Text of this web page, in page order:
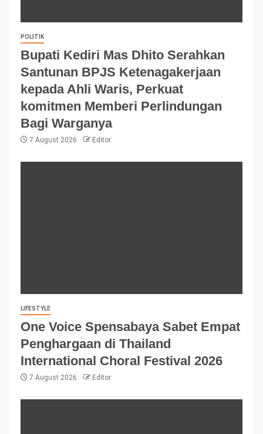
POLITIK
Bupati Kediri Mas Dhito Serahkan
Santunan BPJS Ketenagakerjaan
kepada Ahli Waris, Perkuat
komitmen Memberi Perlindungan
Bagi Warganya
7 August 2026 Editor
LIFESTYLE
One Voice Spensabaya Sabet Empat
Penghargaan di Thailand
International Choral Festival 2026
7 August 2026 Editor